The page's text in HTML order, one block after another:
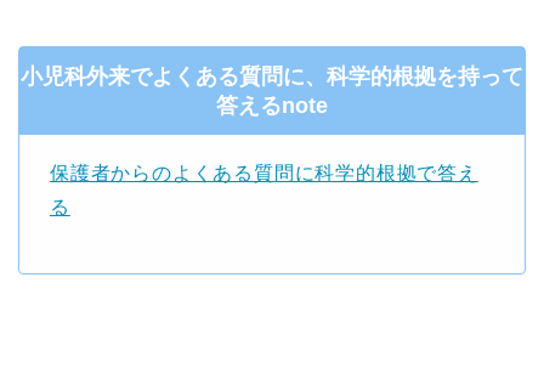
小児科外来でよくある質問に、科学的根拠を持って
答えるnote
保護者からのよくある質問に科学的根拠で答え
る